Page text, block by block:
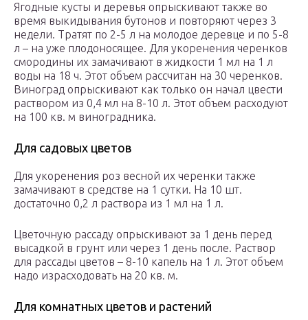
Ягодные кусты и деревья опрыскивают также во
время выкидывания бутонов и повторяют через 3
недели. Тратят по 2-5 л на молодое деревце и по 5-8
л – на уже плодоносящее. Для укоренения черенков
смородины их замачивают в жидкости 1 мл на 1 л
воды на 18 ч. Этот объем рассчитан на 30 черенков.
Виноград опрыскивают как только он начал цвести
раствором из 0,4 мл на 8-10 л. Этот объем расходуют
на 100 кв. м виноградника.
Для садовых цветов
Для укоренения роз весной их черенки также
замачивают в средстве на 1 сутки. На 10 шт.
достаточно 0,2 л раствора из 1 мл на 1 л.
Цветочную рассаду опрыскивают за 1 день перед
высадкой в грунт или через 1 день после. Раствор
для рассады цветов – 8-10 капель на 1 л. Этот объем
надо израсходовать на 20 кв. м.
Для комнатных цветов и растений